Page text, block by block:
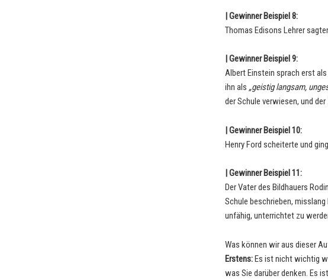
| Gewinner Beispiel 8:
Thomas Edisons Lehrer
| Gewinner Beispiel 9:
Albert Einstein sprach erst
ihn als „geistig langsam,
der Schule verwiesen, und
| Gewinner Beispiel 10:
Henry Ford scheiterte und
| Gewinner Beispiel 11:
Der Vater des Bildhauers
Schule beschrieben,
unfähig, unterrichtet zu
Was können wir aus dieser
Erstens:Es ist nicht wichtig
was Sie darüber denken. Es